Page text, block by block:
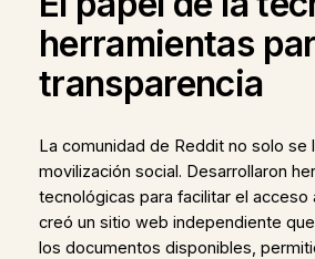
herramientas
transparencia
La comunidad de Reddit no solo se
movilización social. Desarrollaron
tecnológicas para facilitar el acceso
creó un sitio web independiente
los documentos disponibles,